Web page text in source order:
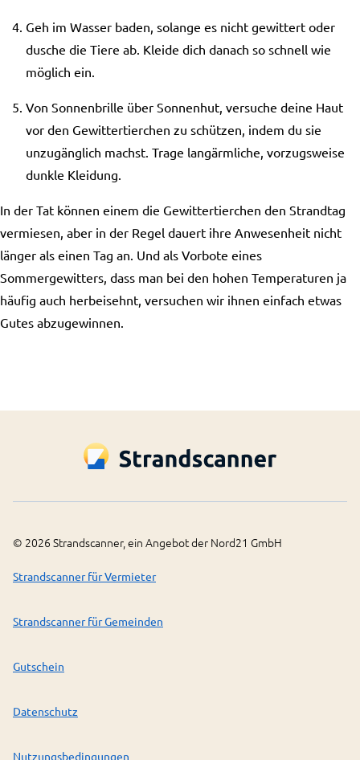
Geh im Wasser baden, solange es nicht gewittert oder
dusche die Tiere ab. Kleide dich danach so schnell wie
möglich ein.
Von Sonnenbrille über Sonnenhut, versuche deine Haut
vor den Gewittertierchen zu schützen, indem du sie
unzugänglich machst. Trage langärmliche, vorzugsweise
dunkle Kleidung.
In der Tat können einem die Gewittertierchen den Strandtag
vermiesen, aber in der Regel dauert ihre Anwesenheit nicht
länger als einen Tag an. Und als Vorbote eines
Sommergewitters, dass man bei den hohen Temperaturen ja
häufig auch herbeisehnt, versuchen wir ihnen einfach etwas
Gutes abzugewinnen.
© 2026 Strandscanner, ein Angebot der Nord21 GmbH
Strandscanner für Vermieter
Strandscanner für Gemeinden
Gutschein
Datenschutz
Nutzungsbedingungen